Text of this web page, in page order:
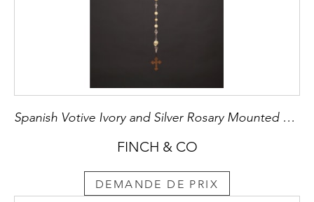
Spanish Votive Ivory and Silver Rosary Mounted with a Toledo Worked Steel Pendant Cross
FINCH & CO
DEMANDE DE PRIX